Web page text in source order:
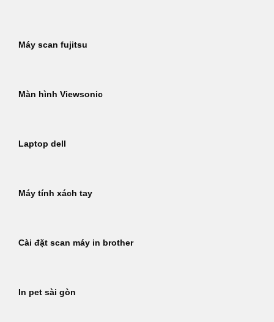
Máy scan fujitsu
Màn hình Viewsonic
Laptop dell
Máy tính xách tay
Cài đặt scan máy in brother
In pet sài gòn